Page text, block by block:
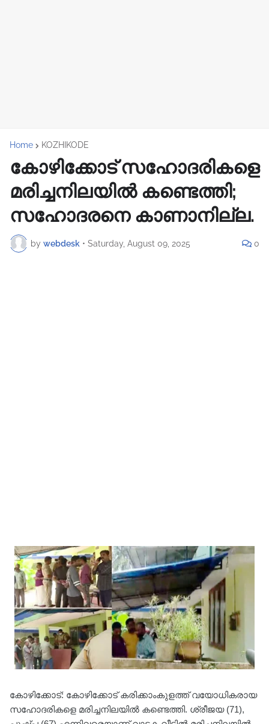
Home KOZHIKODE
കോഴിക്കോട് സഹോദരികളെ
മരിച്ചനിലയിൽ കണ്ടെത്തി;
സഹോദരനെ കാണാനില്ല.
by webdesk • Saturday, August 09, 2025 0
കോഴിക്കോട്: കോഴിക്കോട് കരിക്കാംകുളത്ത് വയോധികരായ
സഹോദരികളെ മരിച്ചനിലയിൽ കണ്ടെത്തി. ശ്രീജയ (71),